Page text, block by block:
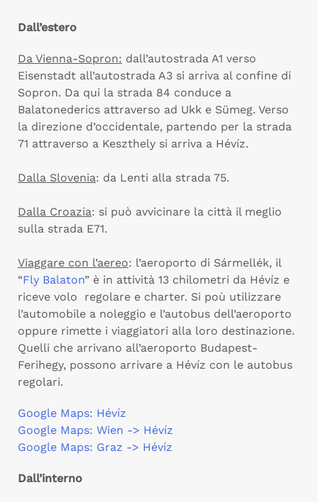
Dall’estero
Da Vienna-Sopron: dall’autostrada A1 verso
Eisenstadt all’autostrada A3 si arriva al confine di
Sopron. Da qui la strada 84 conduce a
Balatonederics attraverso ad Ukk e Sümeg. Verso
la direzione d’occidentale, partendo per la strada
71 attraverso a Keszthely si arriva a Hévíz.
Dalla Slovenia: da Lenti alla strada 75.
Dalla Croazia: si può avvicinare la città il meglio
sulla strada E71.
Viaggare con l’aereo: l’aeroporto di Sármellék, il
“Fly Balaton” è in attività 13 chilometri da Hévíz e
riceve volo regolare e charter. Si poù utilizzare
l’automobile a noleggio e l’autobus dell’aeroporto
oppure rimette i viaggiatori alla loro destinazione.
Quelli che arrivano all’aeroporto Budapest-
Ferihegy, possono arrivare a Hévíz con le autobus
regolari.
Google Maps: Hévíz
Google Maps: Wien -> Hévíz
Google Maps: Graz -> Hévíz
Dall’interno